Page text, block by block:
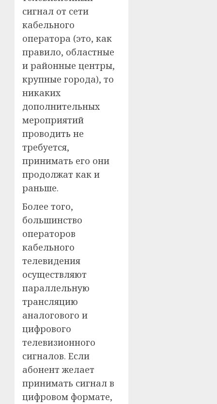
сигнал от сети
кабельного
оператора (это, как
правило, областные
и районные центры,
крупные города), то
никаких
дополнительных
мероприятий
проводить не
требуется,
принимать его они
продолжат как и
раньше.
Более того,
большинство
операторов
кабельного
телевидения
осуществляют
параллельную
трансляцию
аналогового и
цифрового
телевизионного
сигналов. Если
абонент желает
принимать сигнал в
цифровом формате,